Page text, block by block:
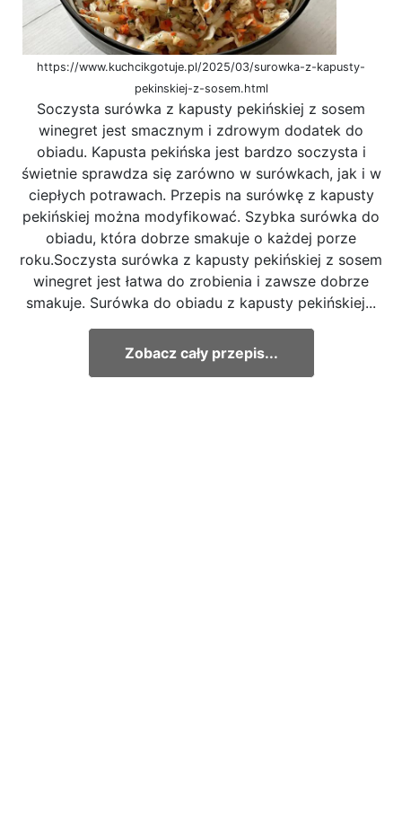
https://www.kuchcikgotuje.pl/2025/03/surowka-z-kapusty-
pekinskiej-z-sosem.html
Soczysta surówka z kapusty pekińskiej z sosem
winegret jest smacznym i zdrowym dodatek do
obiadu. Kapusta pekińska jest bardzo soczysta i
świetnie sprawdza się zarówno w surówkach, jak i w
ciepłych potrawach. Przepis na surówkę z kapusty
pekińskiej można modyfikować. Szybka surówka do
obiadu, która dobrze smakuje o każdej porze
roku.Soczysta surówka z kapusty pekińskiej z sosem
winegret jest łatwa do zrobienia i zawsze dobrze
smakuje. Surówka do obiadu z kapusty pekińskiej...
Zobacz cały przepis...